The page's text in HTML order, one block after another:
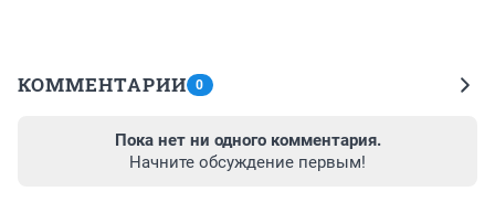
КОММЕНТАРИИ 0
Пока нет ни одного комментария.
Начните обсуждение первым!